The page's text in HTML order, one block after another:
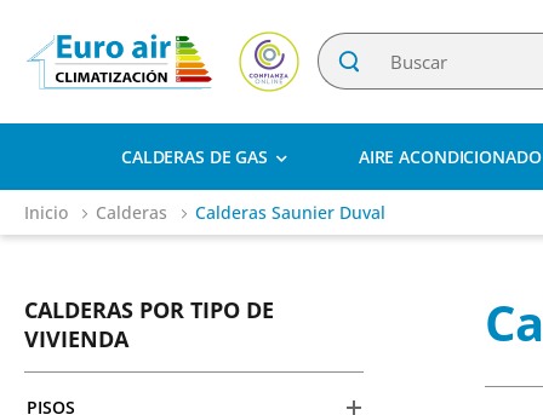
CALDERAS DE GAS AIRE ACONDICIONADO
Inicio Calderas Calderas Saunier Duval
CALDERAS POR TIPO DE
VIVIENDA
PISOS